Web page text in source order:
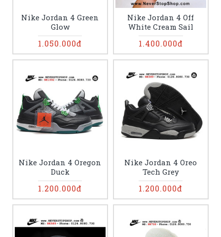
Nike Jordan 4 Green
Glow
1.050.000đ
Nike Jordan 4 Off
White Cream Sail
1.400.000đ
Nike Jordan 4 Oregon
Duck
1.200.000đ
Nike Jordan 4 Oreo
Tech Grey
1.200.000đ